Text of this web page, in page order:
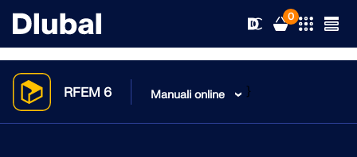
0
Soluzioni
RFEM 6 Manuali online }